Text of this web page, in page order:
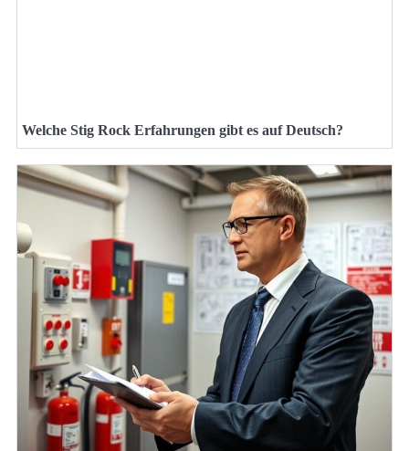
Welche Stig Rock Erfahrungen gibt es auf Deutsch?